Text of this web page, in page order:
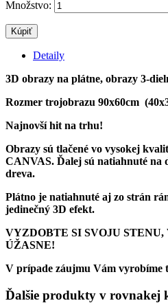
Množstvo:
Kúpiť
Detaily
3D obrazy na plátne, obrazy 3-
Rozmer trojobrazu 90x60cm
Najnovší hit na trhu!
Obrazy sú tlačené vo vysokej
CANVAS. Ďalej sú natiahnuté na
dreva.
Plátno je natiahnuté aj zo strán
jedinečný 3D efekt.
VYZDOBTE SI SVOJU
ÚŽASNE!
V prípade záujmu Vám vyrobíme
Ďalšie produkty v rovnakej